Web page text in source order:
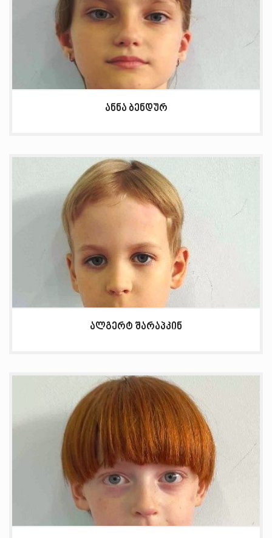
ანნა ბენდურ
ალგერტ შარაპკინ